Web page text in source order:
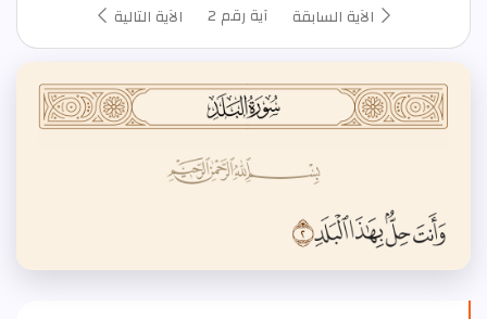
الآية السابقة آية رقم 2 الآية التالية